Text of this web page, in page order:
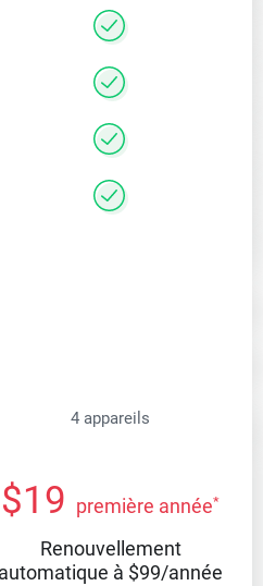
4 appareils
$19 première année*
Renouvellement
automatique à $99/année